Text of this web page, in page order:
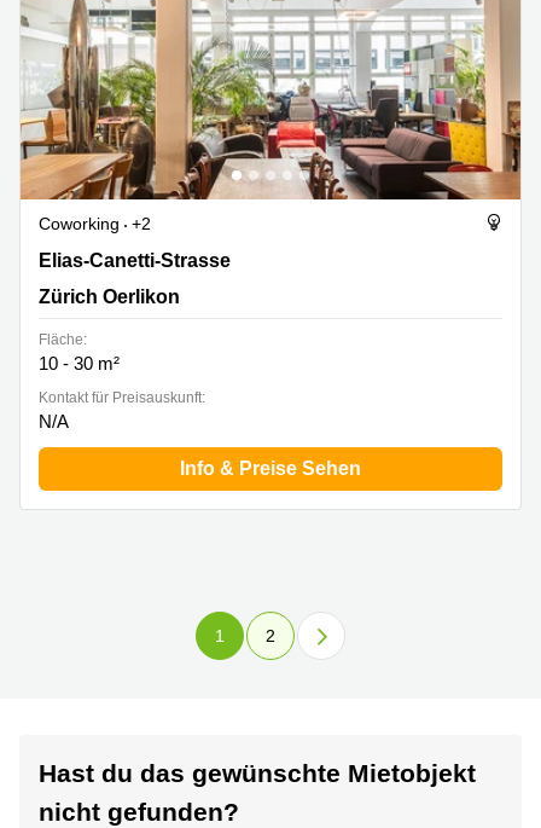
Coworking
+2
Elias-Canetti-Strasse 7, Zürich Oerlikon
Elias-Canetti-Strasse
Zürich Oerlikon
Fläche:
10 - 30 m²
Kontakt für Preisauskunft:
N/A
Info & Preise Sehen
1 2
Hast du das gewünschte Mietobjekt
nicht gefunden?